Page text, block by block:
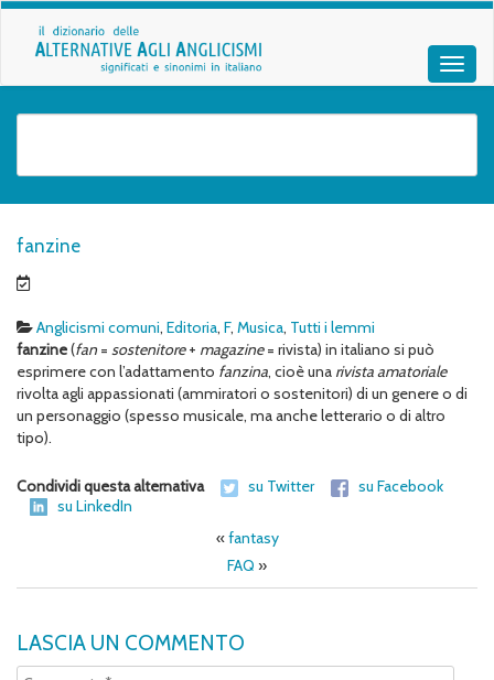
fanzine
Anglicismi comuni, Editoria, F, Musica, Tutti i lemmi
fanzine(fan = sostenitore+ magazine= rivista) in italiano si può
esprimere con l’adattamento fanzina, cioè una rivista amatoriale
rivolta agli appassionati (ammiratori o sostenitori) di un genere o di
un personaggio (spesso musicale, ma anche letterario o di altro
tipo).
Condividi questa alternativa su Twitter
su Facebook
su LinkedIn
«fantasy
FAQ »
LASCIA UN COMMENTO